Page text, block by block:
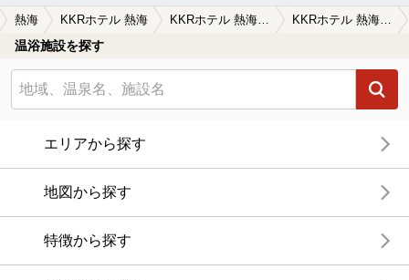
熱海 KKRホテル 熱海 KKRホテル 熱海の口コミ一覧 KKRホテル 熱海の口コミ 気楽に利用できるホテル。
温浴施設を探す
エリアから探す
地図から探す
特徴から探す